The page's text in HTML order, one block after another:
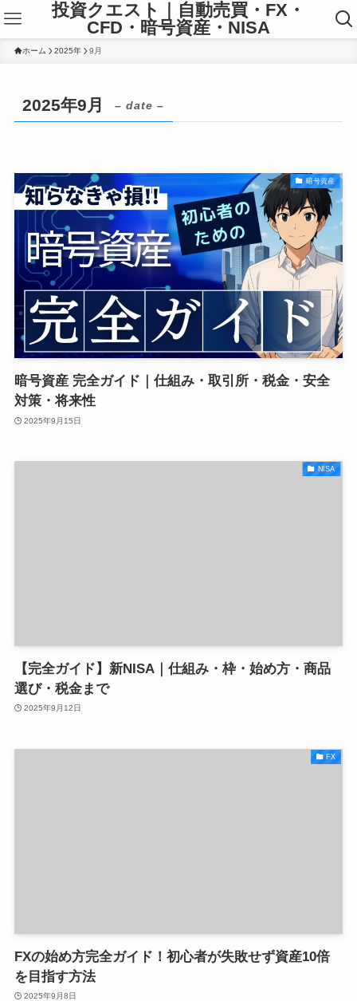
投資クエスト｜自動売買・FX・
CFD・暗号資産・NISA
ホーム 2025年 9月
2025年9月 – date –
暗号資産
暗号資産 完全ガイド｜仕組み・取引所・税金・安全
対策・将来性
2025年9月15日
NISA
【完全ガイド】新NISA｜仕組み・枠・始め方・商品
選び・税金まで
2025年9月12日
FX
FXの始め方完全ガイド！初心者が失敗せず資産10倍
を目指す方法
2025年9月8日